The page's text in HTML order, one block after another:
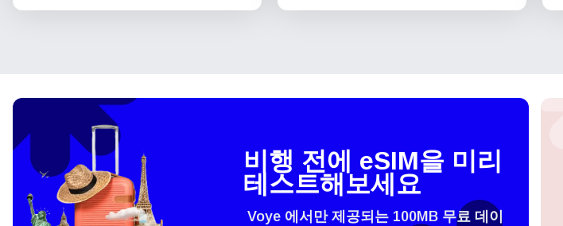
비행 전에 eSIM을 미리
테스트해보세요
Voye 에서만 제공되는 100MB 무료 데이